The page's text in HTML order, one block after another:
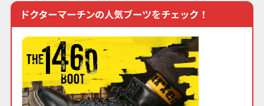
ドクターマーチンの人気ブーツをチェック！